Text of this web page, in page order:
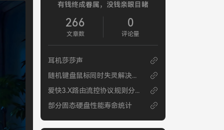
有钱终成眷属，没钱亲眼目睹
266
文章数
0
评论量
耳机莎莎声
随机键盘鼠标同时失灵解决方法
爱快3.X路由流控协议规则分享202005
部分固态硬盘性能寿命统计